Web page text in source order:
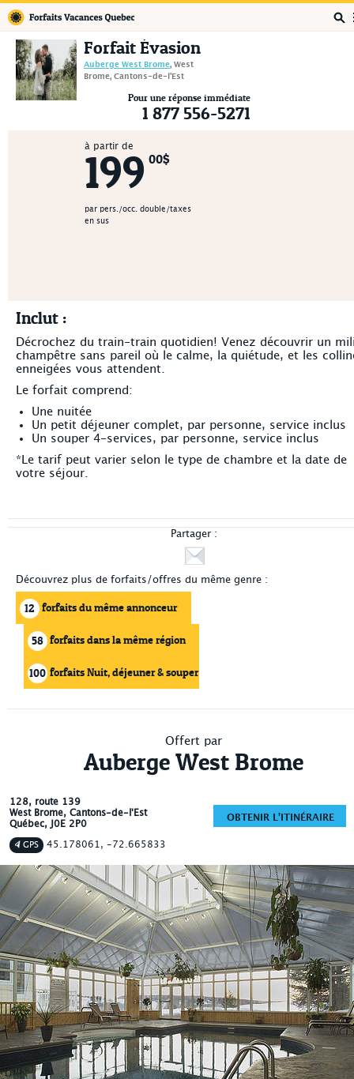
Forfait Évasion
Auberge West Brome, West
Brome, Cantons-de-l'Est
Pour une réponse immédiate
1 877 556-5271
à partir de
199 00$
par pers./occ. double/taxes
en sus
Inclut :
Décrochez du train-train quotidien! Venez découvrir un
champêtre sans pareil où le calme, la quiétude, et les
enneigées vous attendent.
Le forfait comprend:
Une nuitée
Un petit déjeuner complet, par personne, service inclus
Un souper 4-services, par personne, service inclus
*Le tarif peut varier selon le type de chambre et la date de
votre séjour.
Partager :
Découvrez plus de forfaits/offres du même genre :
12 forfaits du même annonceur
58 forfaits dans la même région
100 forfaits Nuit, déjeuner & souper
Offert par
Auberge West Brome
128, route 139
West Brome, Cantons-de-l'Est
Québec, J0E 2P0
GPS 45.178061, -72.665833
OBTENIR L'ITINÉRAIRE